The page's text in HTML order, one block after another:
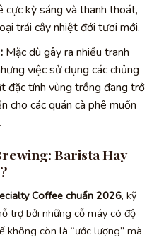
cực kỳ sáng và thanh thoát,
trái cây nhiệt đới tươi mới.
Mặc dù gây ra nhiều tranh
việc sử dụng các chủng
đặc tính vùng trồng đang trở
cho các quán cà phê muốn
Barista Hay
Coffee chuẩn 2026, kỹ
trợ bởi những cỗ máy có độ
không còn là “ước lượng” mà